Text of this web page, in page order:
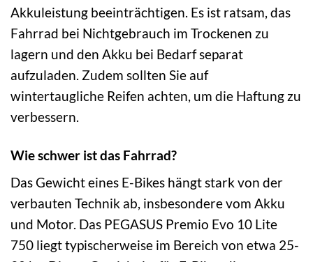
Akkuleistung beeinträchtigen. Es ist ratsam, das
Fahrrad bei Nichtgebrauch im Trockenen zu
lagern und den Akku bei Bedarf separat
aufzuladen. Zudem sollten Sie auf
wintertaugliche Reifen achten, um die Haftung zu
verbessern.
Wie schwer ist das Fahrrad?
Das Gewicht eines E-Bikes hängt stark von der
verbauten Technik ab, insbesondere vom Akku
und Motor. Das PEGASUS Premio Evo 10 Lite
750 liegt typischerweise im Bereich von etwa 25-